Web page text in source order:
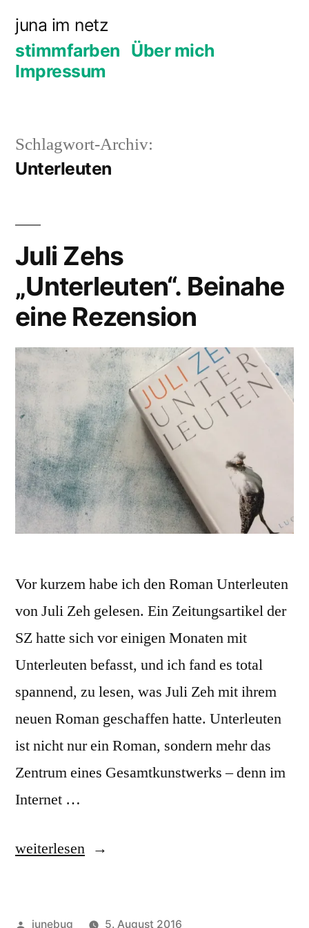
Inhalt
springen
juna im netz
stimmfarben Über mich
Impressum
Schlagwort-Archiv:
Unterleuten
Juli Zehs
„Unterleuten“. Beinahe
eine Rezension
Vor kurzem habe ich den Roman Unterleuten
von Juli Zeh gelesen. Ein Zeitungsartikel der
SZ hatte sich vor einigen Monaten mit
Unterleuten befasst, und ich fand es total
spannend, zu lesen, was Juli Zeh mit ihrem
neuen Roman geschaffen hatte. Unterleuten
ist nicht nur ein Roman, sondern mehr das
Zentrum eines Gesamtkunstwerks – denn im
Internet …
„Juli
weiterlesen
Veröffentlicht
junebug 5. August 2016